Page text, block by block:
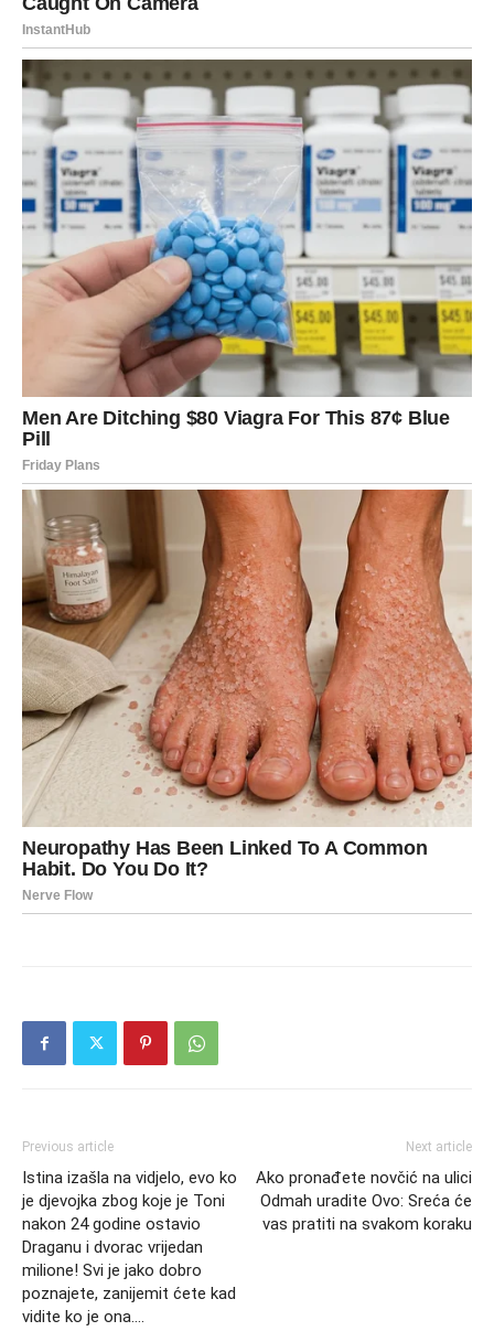
Previous article
Istina izašla na vidjelo, evo ko
je djevojka zbog koje je Toni
nakon 24 godine ostavio
Draganu i dvorac vrijedan
milione! Svi je jako dobro
poznajete, zanijemit ćete kad
vidite ko je ona….
Next article
Ako pronađete novčić na ulici
Odmah uradite Ovo: Sreća će
vas pratiti na svakom koraku